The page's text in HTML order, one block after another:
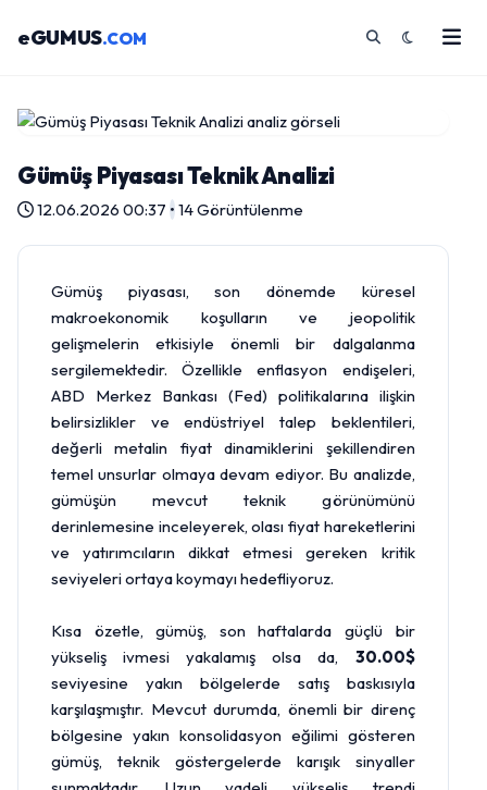
eGUMUS.COM
Gümüş Piyasası Teknik Analizi
12.06.2026 00:37 •14 Görüntülenme
Gümüş piyasası, son dönemde küresel
makroekonomik koşulların ve jeopolitik
gelişmelerin etkisiyle önemli bir dalgalanma
sergilemektedir. Özellikle enflasyon endişeleri,
ABD Merkez Bankası(Fed) politikalarına ilişkin
belirsizlikler ve endüstriyel talep beklentileri,
değerli metalin fiyat dinamiklerini şekillendiren
temel unsurlar olmaya devam ediyor. Bu analizde,
gümüşün mevcut teknik görünümünü
derinlemesine inceleyerek, olası fiyat hareketlerini
ve yatırımcıların dikkat etmesi gereken kritik
seviyeleri ortaya koymayı hedefliyoruz.
Kısa özetle, gümüş, son haftalarda güçlü bir
yükseliş ivmesi yakalamış olsa da, 30.00$
seviyesine yakın bölgelerde satış baskısıyla
karşılaşmıştır. Mevcut durumda, önemli bir direnç
bölgesine yakın konsolidasyon eğilimi gösteren
gümüş, teknik göstergelerde karışık sinyaller